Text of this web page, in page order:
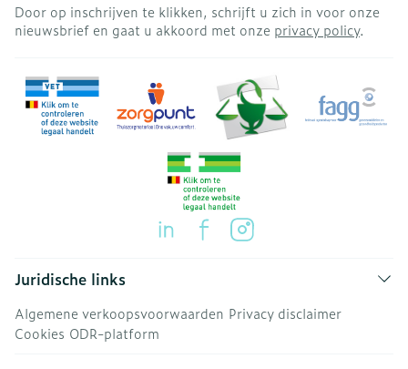
Door op inschrijven te klikken, schrijft u zich in voor onze
nieuwsbrief en gaat u akkoord met onze privacy policy.
Juridische links
Algemene verkoopsvoorwaarden Privacy disclaimer
Cookies ODR-platform